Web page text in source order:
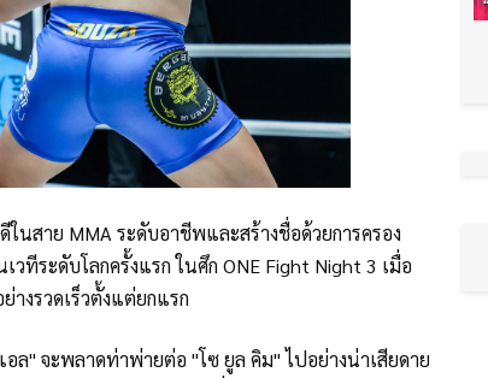
สาย MMA ระดับอาชีพและสร้างชื่อด้วยการครอง
ทีระดับโลกครั้งแรก ในศึก ONE Fight Night 3 เมื่อ
างรวดเร็วตั้งแต่ยกแรก
" จะพลาดท่าพ่ายต่อ "โซ ยูล คิม" ไปอย่างน่าเสียดาย